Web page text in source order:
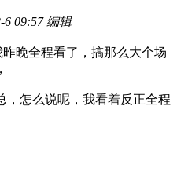
6 09:57 编辑
晚全程看了，搞那么大个场
，怎么说呢，我看着反正全程